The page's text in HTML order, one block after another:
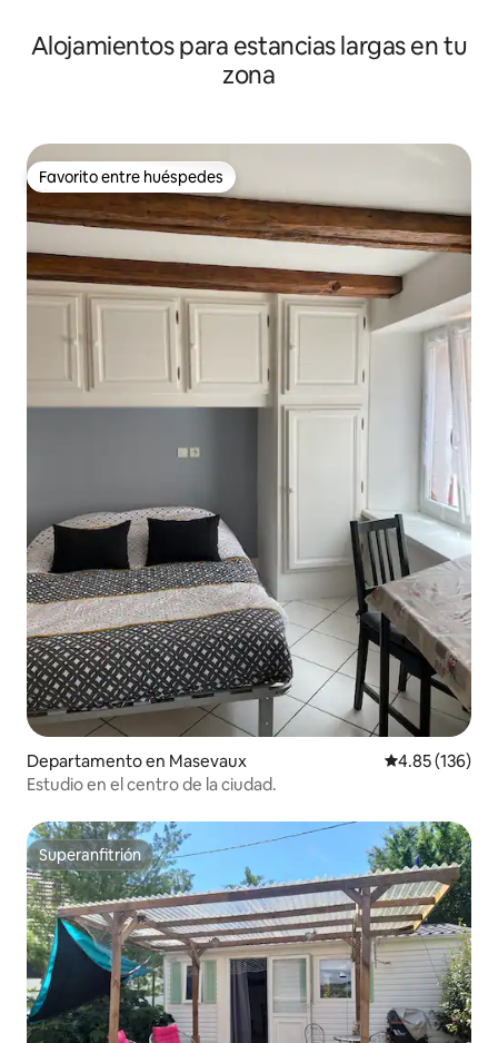
Alojamientos para estancias largas en tu
zona
Favorito entre huéspedes
Favorito entre huéspedes
Departamento en Masevaux Calificación
4.85 (136)
Estudio en el centro de la ciudad.
Superanfitrión
Superanfitrión